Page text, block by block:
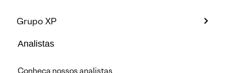
Grupo XP
Analistas
Conheça nossos analistas